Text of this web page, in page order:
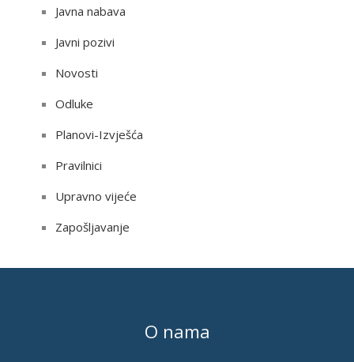
Javna nabava
Javni pozivi
Novosti
Odluke
Planovi-Izvješća
Pravilnici
Upravno vijeće
Zapošljavanje
O nama